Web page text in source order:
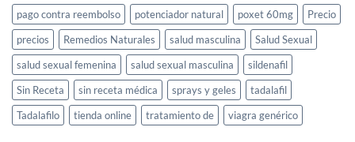
pago contra reembolso
potenciador natural poxet 60mg
Precio
precios
Remedios Naturales salud masculina
Salud Sexual
salud sexual femenina
salud sexual masculina
sildenafil
Sin Receta
sin receta médica sprays y geles
tadalafil
Tadalafilo
tienda online tratamiento de viagra genérico